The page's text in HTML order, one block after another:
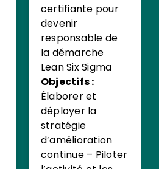
certifiante pour
devenir
responsable de
la démarche
Lean Six Sigma
Objectifs :
Élaborer et
déployer la
stratégie
d’amélioration
continue – Piloter